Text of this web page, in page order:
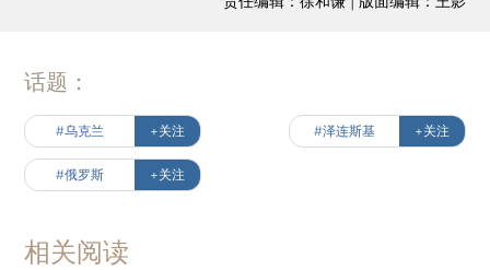
话题：
#乌克兰 +关注 #泽连斯基 +关注
#俄罗斯 +关注
相关阅读